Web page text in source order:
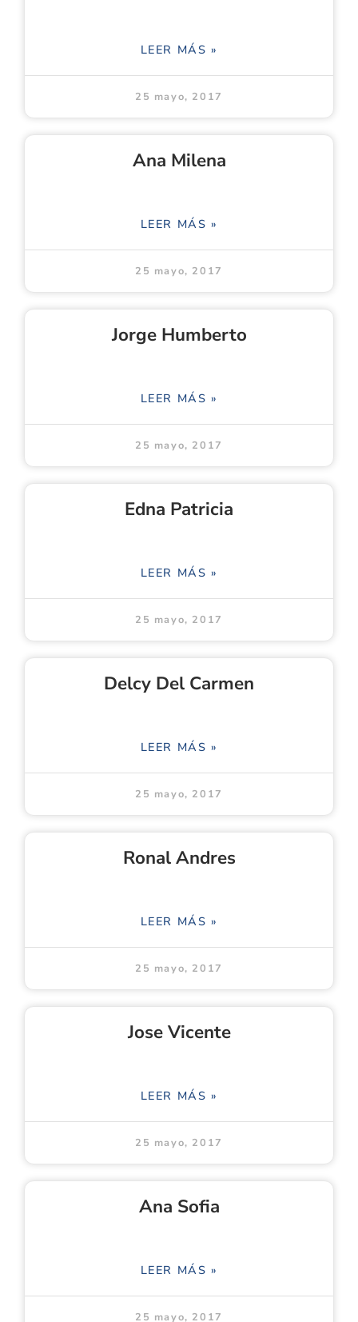
LEER MÁS »
25 mayo, 2017
Ana Milena
LEER MÁS »
25 mayo, 2017
Jorge Humberto
LEER MÁS »
25 mayo, 2017
Edna Patricia
LEER MÁS »
25 mayo, 2017
Delcy Del Carmen
LEER MÁS »
25 mayo, 2017
Ronal Andres
LEER MÁS »
25 mayo, 2017
Jose Vicente
LEER MÁS »
25 mayo, 2017
Ana Sofia
LEER MÁS »
25 mayo, 2017